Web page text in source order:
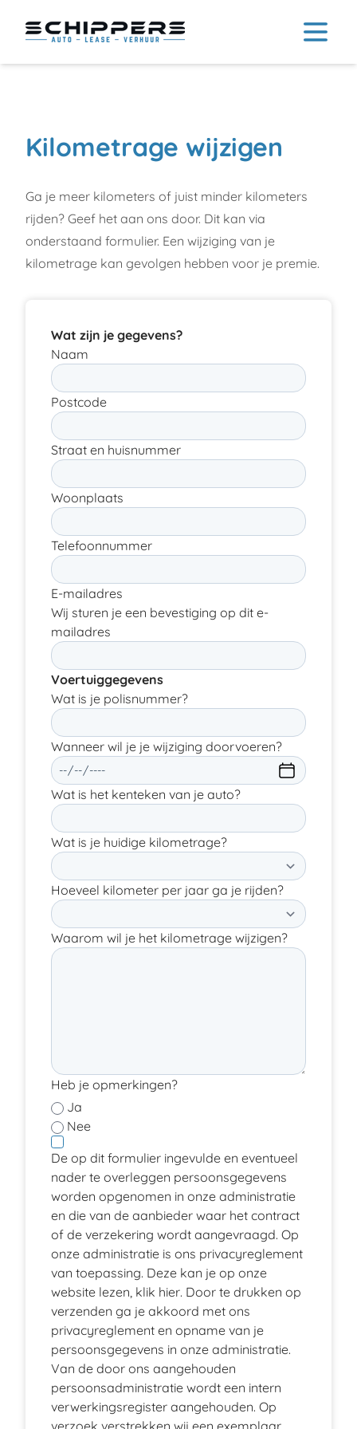
Kilometrage wijzigen
Ga je meer kilometers of juist minder kilometers
rijden? Geef het aan ons door. Dit kan via
onderstaand formulier. Een wijziging van je
kilometrage kan gevolgen hebben voor je premie.
Wat zijn je gegevens?
Naam
Postcode
Straat en huisnummer
Woonplaats
Telefoonnummer
E-mailadres
Wij sturen je een bevestiging op dit e-
mailadres
Voertuiggegevens
Wat is je polisnummer?
Wanneer wil je je wijziging doorvoeren?
Wat is het kenteken van je auto?
Wat is je huidige kilometrage?
Hoeveel kilometer per jaar ga je rijden?
Waarom wil je het kilometrage wijzigen?
Heb je opmerkingen?
Ja
Nee
De op dit formulier ingevulde en eventueel
nader te overleggen persoonsgegevens
worden opgenomen in onze administratie
en die van de aanbieder waar het contract
of de verzekering wordt aangevraagd. Op
onze administratie is ons privacyreglement
van toepassing. Deze kan je op onze
website lezen, klik hier. Door te drukken op
verzenden ga je akkoord met ons
privacyreglement en opname van je
persoonsgegevens in onze administratie.
Van de door ons aangehouden
persoonsadministratie wordt een intern
verwerkingsregister aangehouden. Op
verzoek verstrekken wij een exemplaar.